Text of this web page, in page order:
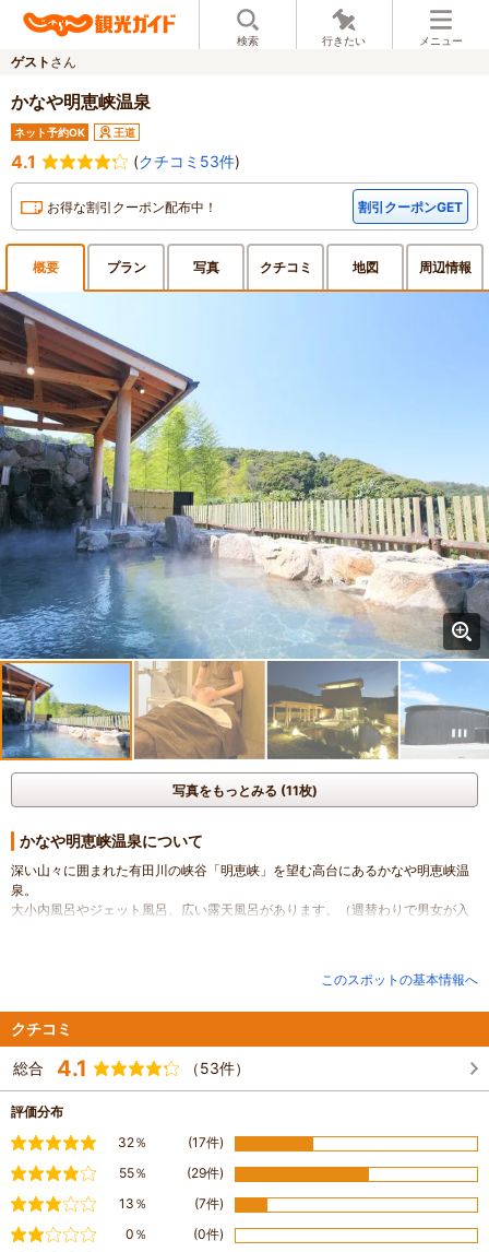
検索 行きたい メニュー
ゲスト さん
かなや明恵峡温泉
ネット予約OK 王道
4.1 (クチコミ53件)
お得な割引クーポン配布中！ 割引クーポンGET
概要 プラン 写真 クチコミ 地図 周辺情報
写真をもっとみる (11枚)
かなや明恵峡温泉について
深い山々に囲まれた有田川の峡谷「明恵峡」を望む高台にあるかなや明恵峡温
泉。
大小内風呂やジェット風呂、広い露天風呂があります。（週替わりで男女が入
館内にはエステ施設「Windtail」があり、超音波を使ったエステやヘッドトリ
ートメント、デコルテコースなど様々なメニューからお選びいただけます。ま
た、男性も利用できるメニューもありますのでご夫婦やカップルなどお誘いあ
わせてご利用いただけます。
【泉質】
無色澄明、微弱硫化水素臭、無味
アルカリ性低張性冷鉱泉
【pH値】
9.2
このスポットの基本情報へ
クチコミ
総合 4.1 （53件）
評価分布
満足32％ (17件)
やや満足
55％ (29件)
普通13％ (7件)
やや不満
0％ (0件)